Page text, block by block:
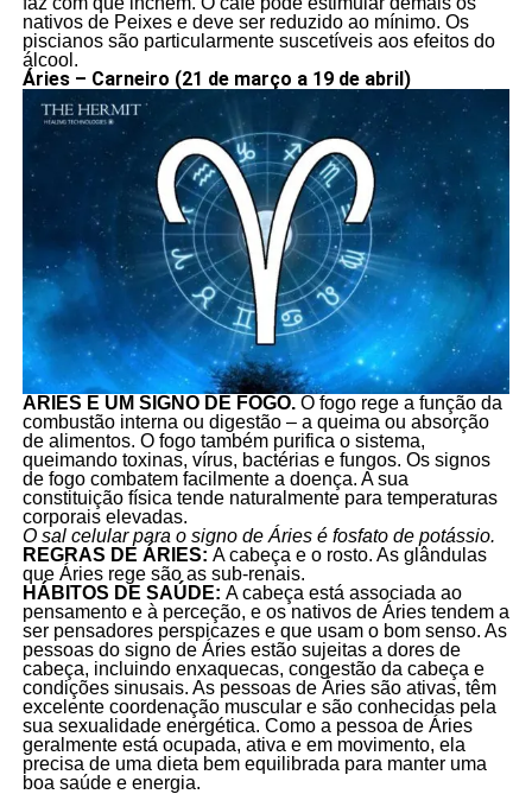
nativos de Peixes e deve ser reduzido ao mínimo. Os
piscianos são particularmente suscetíveis aos efeitos do
álcool.
Áries – Carneiro (21 de março a 19 de abril)
ÁRIES É UM SIGNO DE FOGO.O fogo rege a função da
combustão interna ou digestão – a queima ou absorção
de alimentos. O fogo também purifica o sistema,
queimando toxinas, vírus, bactérias e fungos. Os signos
de fogo combatem facilmente a doença. A sua
constituição física tende naturalmente para temperaturas
corporais elevadas.
O sal celular para o signo de Áries é fosfato de potássio.
REGRAS DE ÁRIES: A cabeça e o rosto. As glândulas
que Áries rege são as sub-renais.
HÁBITOS DE SAÚDE: A cabeça está associada ao
pensamento e à perceção, e os nativos de Áries tendem a
ser pensadores perspicazes e que usam o bom senso. As
pessoas do signo de Áries estão sujeitas a dores de
cabeça, incluindo enxaquecas, congestão da cabeça e
condições sinusais. As pessoas de Áries são ativas, têm
excelente coordenação muscular e são conhecidas pela
sua sexualidade energética. Como a pessoa de Áries
geralmente está ocupada, ativa e em movimento, ela
precisa de uma dieta bem equilibrada para manter uma
boa saúde e energia.